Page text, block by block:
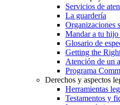
Servicios de
La guardería
Organizaciones
Mandar a tu hijo
Glosario de
Getting the
Atención de un
Programa
Derechos y aspectos
Herramientas
Testamentos y